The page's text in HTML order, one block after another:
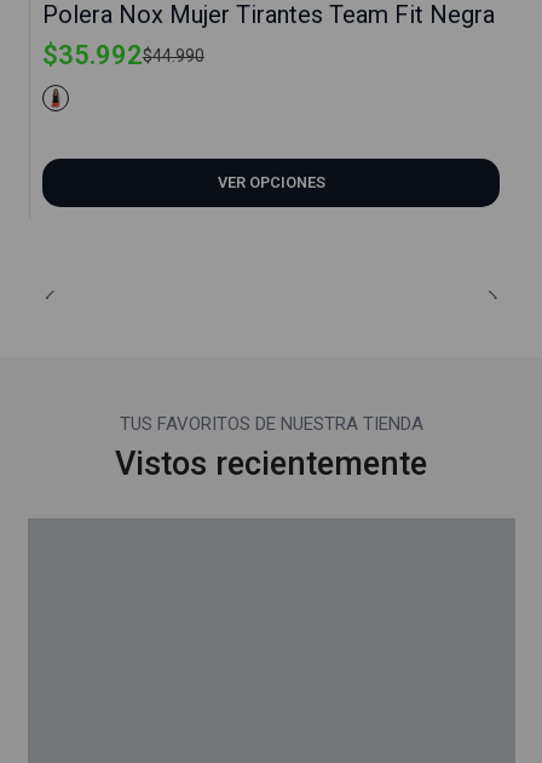
Polera Nox Mujer Tirantes Team Fit Negra
$35.992$44.990
VER OPCIONES
TUS FAVORITOS DE NUESTRA TIENDA
Vistos recientemente